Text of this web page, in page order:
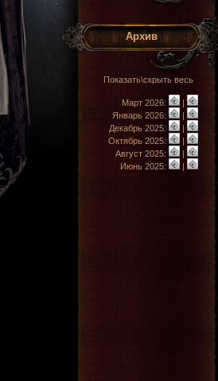
Архив
Показать\скрыть весь
Март 2026:
|
Январь 2026:
|
Декабрь 2025:
|
Октябрь 2025:
|
Август 2025:
|
Июнь 2025:
|